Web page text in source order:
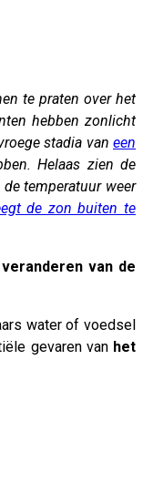
te praten over het
hebben zonlicht
stadia van een
Helaas zien de
temperatuur weer
de zon buiten te
van de
water of voedsel
gevaren van het